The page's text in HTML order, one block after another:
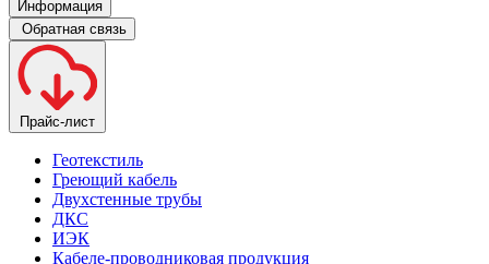
Информация
Обратная связь
Прайс-лист
Геотекстиль
Греющий кабель
Двухстенные трубы
ДКС
ИЭК
Кабеле-проводниковая продукция